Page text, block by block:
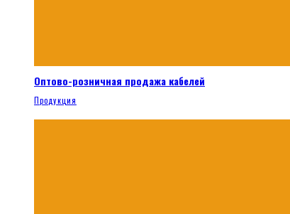
Оптово-розничная продажа кабелей
Продукция